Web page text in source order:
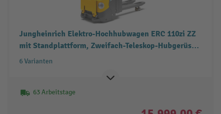
Jungheinrich Elektro-Hochhubwagen ERC 110zi ZZ
mit Standplattform, Zweifach-Teleskop-Hubgerüst,
Tragfähigkeit 1.000 kg
6 Varianten
63 Arbeitstage